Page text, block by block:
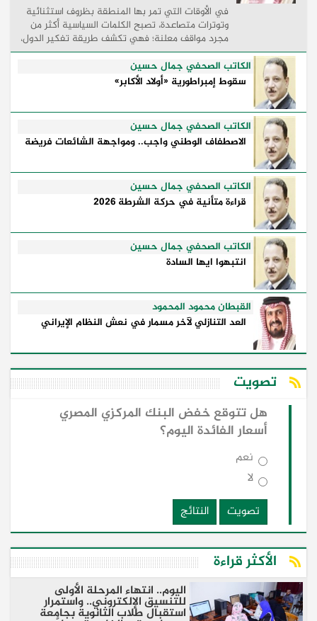
في الأوقات التي تمر بها المنطقة بظروف استثنائية
وتوترات متصاعدة، تصبح الكلمات السياسية أكثر من
مجرد مواقف معلنة؛ فهي تكشف طريقة تفكير الدول،
وكيفية إدارتها للأزمات، والحدود التي تفصل بين القوة
...
الكاتب الصحفي جمال حسين
سقوط إمبراطورية «أولاد الأكابر»
الكاتب الصحفي جمال حسين
الاصطفاف الوطني واجب.. ومواجهة الشائعات فريضة
الكاتب الصحفي جمال حسين
قراءة متأنية في حركة الشرطة 2026
الكاتب الصحفي جمال حسين
انتبهوا ايها السادة
القبطان محمود المحمود
العد التنازلي لآخر مسمار في نعش النظام الإيراني
تصويت
هل تتوقع خفض البنك المركزي المصري
أسعار الفائدة اليوم؟
نعم
لا
تصويت
النتائج
الأكثر قراءة
اليوم.. انتهاء المرحلة الأولى
للتنسيق الإلكتروني.. واستمرار
استقبال طلاب الثانوية بجامعة